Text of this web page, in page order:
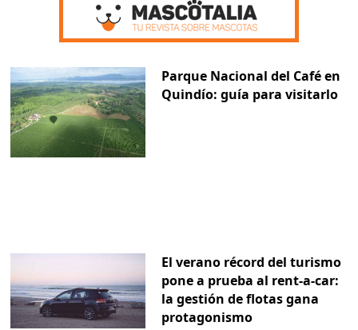
Parque Nacional del Café en
Quindío: guía para visitarlo
El verano récord del turismo
pone a prueba al rent-a-car:
la gestión de flotas gana
protagonismo